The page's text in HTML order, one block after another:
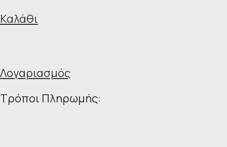
Καλάθι
Λογαριασμός
Τρόποι Πληρωμής: